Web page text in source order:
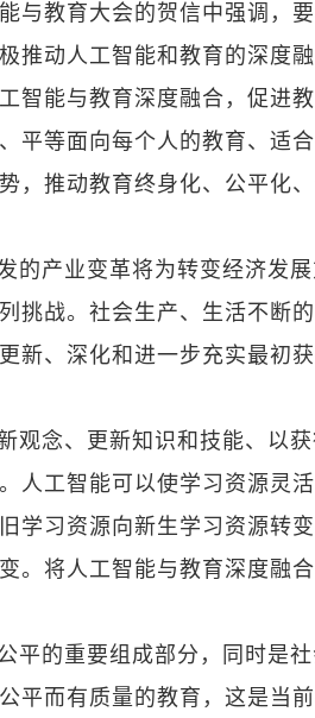
与教育大会的贺信中强调，
推动人工智能和教育的深度融
智能与教育深度融合，促进
平等面向每个人的教育、适
，推动教育终身化、公平化
的产业变革将为转变经济发展
挑战。社会生产、生活不断
新、深化和进一步充实最初
观念、更新知识和技能、以
人工智能可以使学习资源灵
学习资源向新生学习资源转变
。将人工智能与教育深度融合
平的重要组成部分，同时是社
平而有质量的教育，这是当